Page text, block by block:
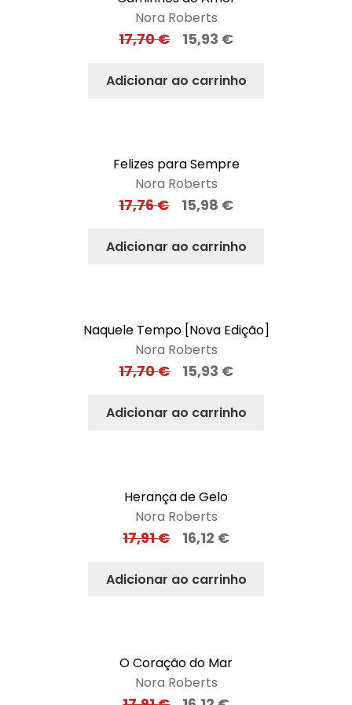
Nora Roberts
17,70€ 15,93 €
Adicionar ao carrinho
Felizes para Sempre
Nora Roberts
17,76€ 15,98 €
Adicionar ao carrinho
Naquele Tempo [Nova Edição]
Nora Roberts
17,70€ 15,93 €
Adicionar ao carrinho
Herança de Gelo
Nora Roberts
17,91€ 16,12 €
Adicionar ao carrinho
O Coração do Mar
Nora Roberts